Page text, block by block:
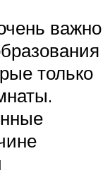
важно
только